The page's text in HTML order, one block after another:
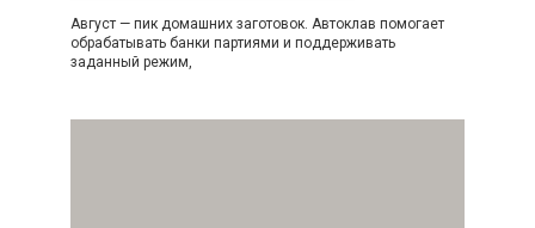
Август — пик домашних заготовок. Автоклав помогает
обрабатывать банки партиями и поддерживать
заданный режим,